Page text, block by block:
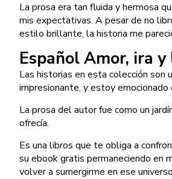
La prosa era tan fluida y hermosa
mis expectativas. A pesar de no
estilo brillante, la historia me
Español Amor, ira y
Las historias en esta colección son
impresionante, y estoy
La prosa del autor fue como un
ofrecía.
Es una libros que te obliga a
su ebook gratis permaneciendo en
volver a sumergirme en ese